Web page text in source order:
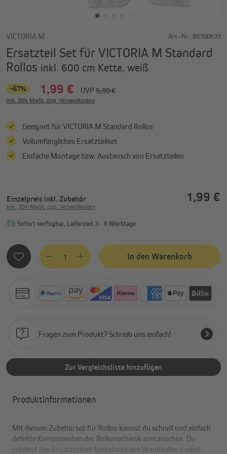
VICTORIA M Art.-Nr.: 80100537
Ersatzteil Set für VICTORIA M Standard
Rollos inkl. 600 cm Kette, weiß
-67% 1,99 € UVP 5,99 €
Inkl. 20% MwSt. zzgl. Versandkosten
Geeignet für VICTORIA M Standard Rollos
Vollumfängliches Ersatzteilset
Einfache Montage bzw. Austausch von Ersatzteilen
Einzelpreis inkl. Zubehör 1,99 €
Inkl. 20% MwSt. zzgl. Versandkosten
Sofort verfügbar, Lieferzeit 3 - 6 Werktage
Produkt Anzahl: Gib den gewünschten Wert ein oder
In den Warenkorb
Fragen zum Produkt? Schreib uns einfach!
Zur Vergleichsliste hinzufügen
Produktinformationen
Mit diesem Zubehörset für Rollos kannst du schnell und einfach
defekte Komponenten der Rollomechanik austauschen. Du
erhältst das Ersatzteilset bestehend aus Wandhaltern samt